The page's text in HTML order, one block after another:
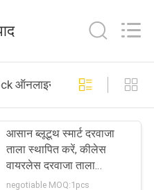
ऑनलाइन निर्माण
आसान ब्लूटूथ स्मार्ट दरवाजा
ताला स्थापित करें, कीलेस
वायरलेस दरवाजा ताला
क्लासिक डिजाइन
negotiable MOQ:1pcs